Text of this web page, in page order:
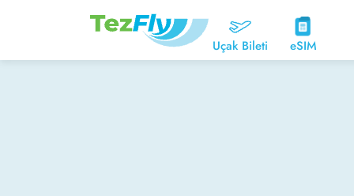
Uçak Bileti eSIM